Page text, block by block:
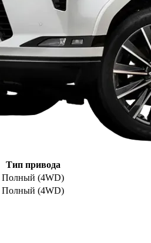
Тип привода
Полный (4WD)
Полный (4WD)